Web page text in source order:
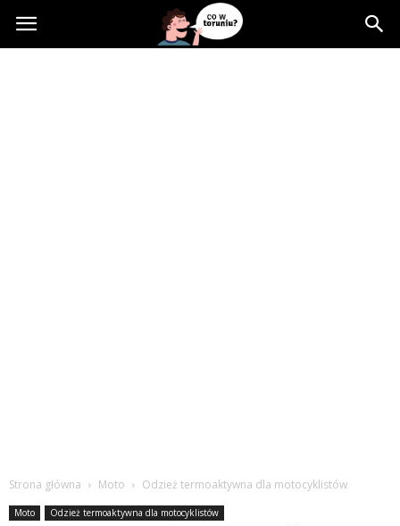
Cowtoruniu.pl
Strona główna Moto Odzież termoaktywna dla motocyklistów
Moto Odzież termoaktywna dla motocyklistów